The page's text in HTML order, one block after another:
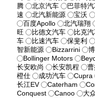
腾
北京汽车 巴菲特
速
北汽新能源 宝沃
百度Apollo
北汽瑞翔
旺
比德文汽车 比克
车
比速汽车 保斐利
智新能源
Bizzarrini
Bollinger Motors
长安欧尚
长安凯程
橙仕
成功汽车 Cupra
长江EV
Caterham
Conquest
Canoo 大